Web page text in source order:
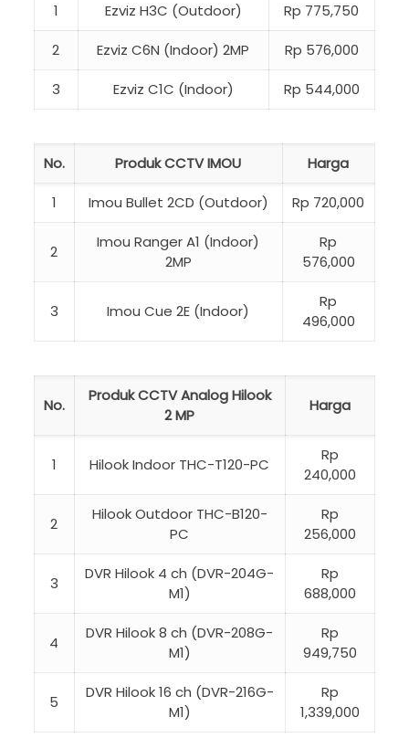
1 Ezviz H3C (Outdoor) Rp 775,750
2 Ezviz C6N (Indoor) 2MP Rp 576,000
3 Ezviz C1C (Indoor) Rp 544,000
No. Produk CCTV IMOU Harga
1 Imou Bullet 2CD (Outdoor) Rp 720,000
2
Imou Ranger A1 (Indoor)
2MP
Rp
576,000
3 Imou Cue 2E (Indoor)
Rp
496,000
No.
Produk CCTV Analog Hilook
2 MP
Harga
1 Hilook Indoor THC-T120-PC
Rp
240,000
2
Hilook Outdoor THC-B120-
PC
Rp
256,000
3
DVR Hilook 4 ch (DVR-204G-
M1)
Rp
688,000
4
DVR Hilook 8 ch (DVR-208G-
M1)
Rp
949,750
5
DVR Hilook 16 ch (DVR-216G-
M1)
Rp
1,339,000